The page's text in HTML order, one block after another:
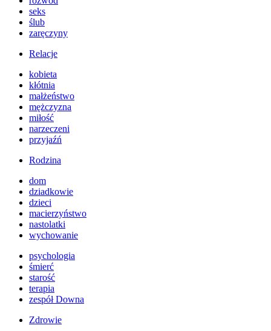
seks
ślub
zaręczyny
Relacje
kobieta
kłótnia
małżeństwo
mężczyzna
miłość
narzeczeni
przyjaźń
Rodzina
dom
dziadkowie
dzieci
macierzyństwo
nastolatki
wychowanie
psychologia
śmierć
starość
terapia
zespół Downa
Zdrowie